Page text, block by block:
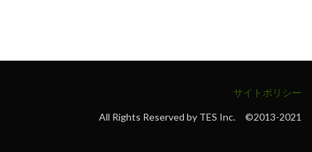
サイトポリシー
All Rights Reserved by TES Inc. ©2013-2021